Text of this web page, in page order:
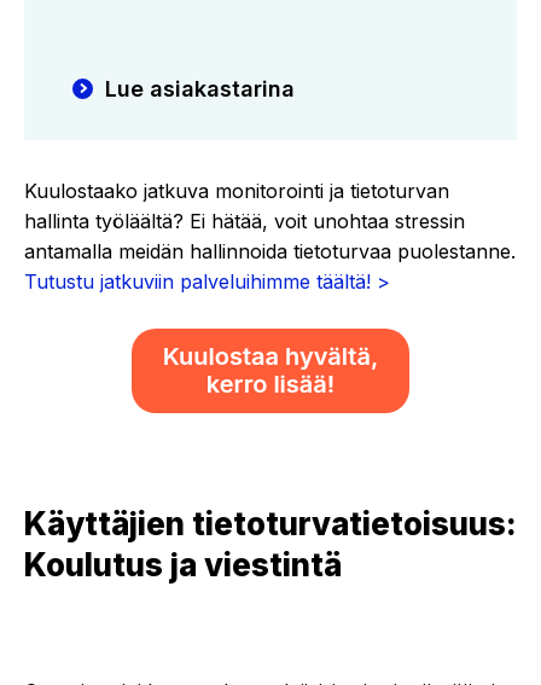
Lue asiakastarina
Kuulostaako jatkuva monitorointi ja tietoturvan
hallinta työläältä? Ei hätää, voit unohtaa stressin
antamalla meidän hallinnoida tietoturvaa puolestanne.
Tutustu jatkuviin palveluihimme täältä! >
Käyttäjien tietoturvatietoisuus:
Koulutus ja viestintä